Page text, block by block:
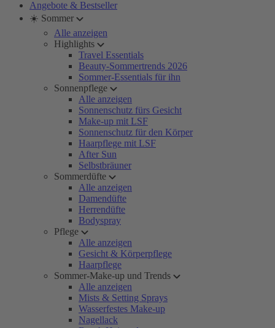
Angebote & Bestseller
☀️ Sommer
Alle anzeigen
Highlights
Travel Essentials
Beauty-Sommertrends 2026
Sommer-Essentials für ihn
Sonnenpflege
Alle anzeigen
Sonnenschutz fürs Gesicht
Make-up mit LSF
Sonnenschutz für den Körper
Haarpflege mit LSF
After Sun
Selbstbräuner
Sommerdüfte
Alle anzeigen
Damendüfte
Herrendüfte
Bodyspray
Pflege
Alle anzeigen
Gesicht & Körperpflege
Haarpflege
Sommer-Make-up und Trends
Alle anzeigen
Mists & Setting Sprays
Wasserfestes Make-up
Nagellack